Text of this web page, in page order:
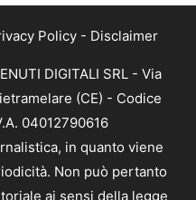
Policy - Disclaimer
DIGITALI SRL - Via
(CE) - Codice
04012790616
in quanto viene
Non può pertanto
ai sensi della legge